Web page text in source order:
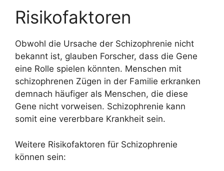
Risikofaktoren
Obwohl die Ursache der Schizophrenie nicht
bekannt ist, glauben Forscher, dass die Gene
eine Rolle spielen könnten. Menschen mit
schizophrenen Zügen in der Familie erkranken
demnach häufiger als Menschen, die diese
Gene nicht vorweisen. Schizophrenie kann
somit eine vererbbare Krankheit sein.
Weitere Risikofaktoren für Schizophrenie
können sein: